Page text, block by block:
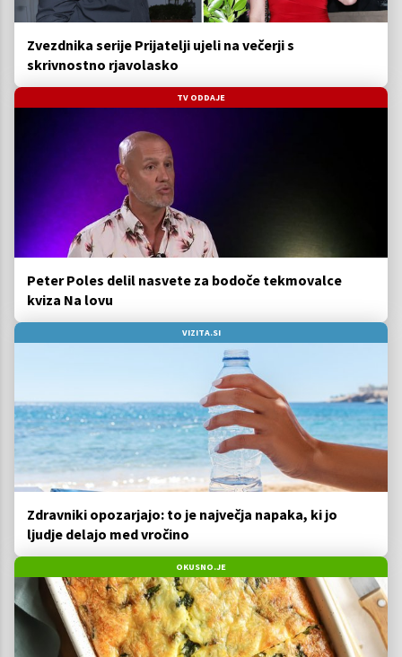
Zvezdnika serije Prijatelji ujeli na večerji s
skrivnostno rjavolasko
TV ODDAJE
Peter Poles delil nasvete za bodoče tekmovalce
kviza Na lovu
VIZITA.SI
Zdravniki opozarjajo: to je največja napaka, ki jo
ljudje delajo med vročino
OKUSNO.JE